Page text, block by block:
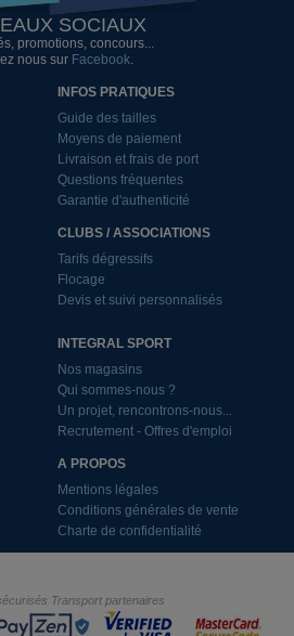
SOCIAUX
promotions, concours...
nous sur Facebook.
INFOS PRATIQUES
Guide des tailles
Moyens de paiement
Livraison et frais de port
Questions fréquentes
Garantie d'authenticité
CLUBS / ASSOCIATIONS
Tarifs dégressifs
Flocage
Devis et suivi personnalisés
INTEGRAL SPORT
Nos magasins
Qui sommes-nous ?
Un projet, rencontrons-nous...
Recrutement - Offres d'emploi
A PROPOS
Mentions légales
Conditions générales de vente
Charte de confidentialité
Transport partenaires